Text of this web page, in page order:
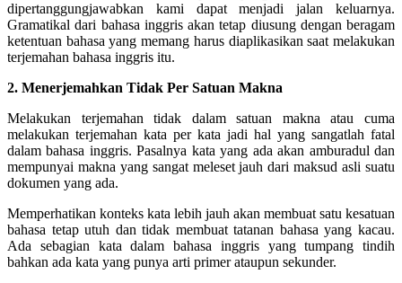
dipertanggungjawabkan kami dapat menjadi jalan keluarnya.
Gramatikal dari bahasa inggris akan tetap diusung dengan beragam
ketentuan bahasa yang memang harus diaplikasikan saat melakukan
terjemahan bahasa inggris itu.
2. Menerjemahkan Tidak Per Satuan Makna
Melakukan terjemahan tidak dalam satuan makna atau cuma
melakukan terjemahan kata per kata jadi hal yang sangatlah fatal
dalam bahasa inggris. Pasalnya kata yang ada akan amburadul dan
mempunyai makna yang sangat meleset jauh dari maksud asli suatu
dokumen yang ada.
Memperhatikan konteks kata lebih jauh akan membuat satu kesatuan
bahasa tetap utuh dan tidak membuat tatanan bahasa yang kacau.
Ada sebagian kata dalam bahasa inggris yang tumpang tindih
bahkan ada kata yang punya arti primer ataupun sekunder.